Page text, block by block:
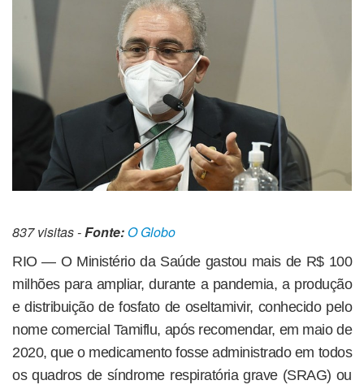
837 visitas -Fonte:O Globo
RIO — O Ministério da Saúde gastou mais de R$ 100
milhões para ampliar, durante a pandemia, a produção
e distribuição de fosfato de oseltamivir, conhecido pelo
nome comercial Tamiflu, após recomendar, em maio de
2020, que o medicamento fosse administrado em todos
os quadros de síndrome respiratória grave (SRAG) ou